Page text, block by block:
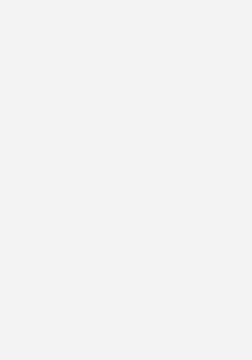
Ansprechpartner zur